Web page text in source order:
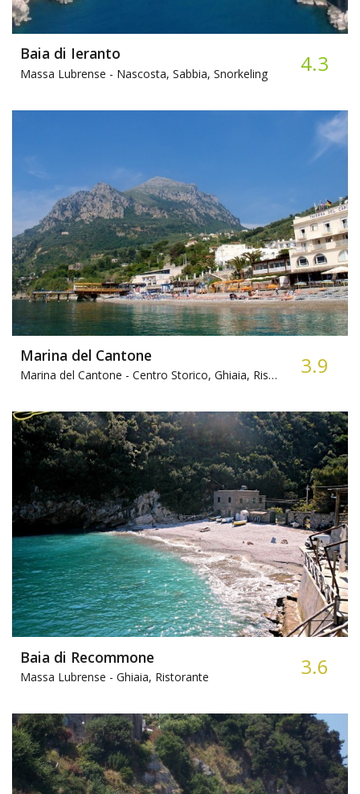
Baia di Ieranto
Massa Lubrense - Nascosta, Sabbia, Snorkeling 4.3
Marina del Cantone
Marina del Cantone - Centro Storico, Ghiaia, Ristorante 3.9
Baia di Recommone
Massa Lubrense - Ghiaia, Ristorante 3.6